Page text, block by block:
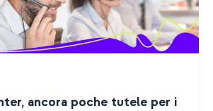
ancora poche tutele per i